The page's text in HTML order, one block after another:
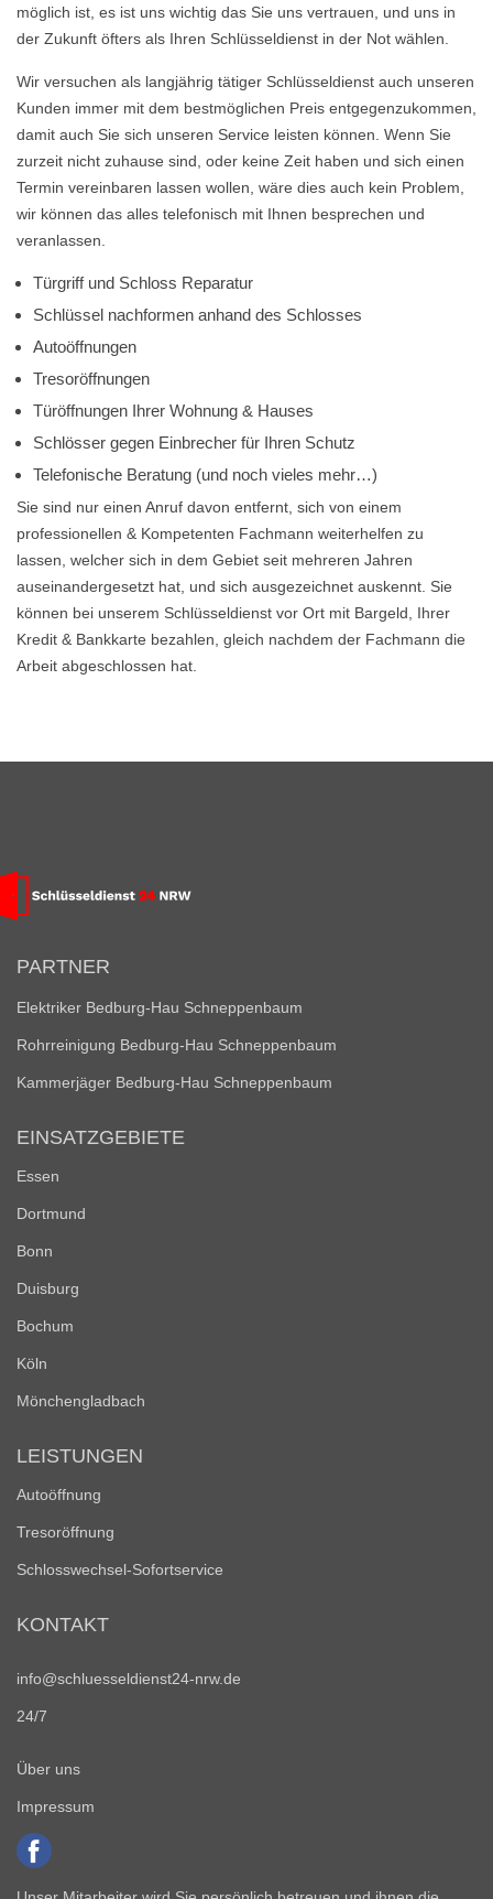
möglich ist, es ist uns wichtig das Sie uns vertrauen, und uns in
der Zukunft öfters als Ihren Schlüsseldienst in der Not wählen.
Wir versuchen als langjährig tätiger Schlüsseldienst auch unseren
Kunden immer mit dem bestmöglichen Preis entgegenzukommen,
damit auch Sie sich unseren Service leisten können. Wenn Sie
zurzeit nicht zuhause sind, oder keine Zeit haben und sich einen
Termin vereinbaren lassen wollen, wäre dies auch kein Problem,
wir können das alles telefonisch mit Ihnen besprechen und
veranlassen.
Türgriff und Schloss Reparatur
Schlüssel nachformen anhand des Schlosses
Autoöffnungen
Tresoröffnungen
Türöffnungen Ihrer Wohnung & Hauses
Schlösser gegen Einbrecher für Ihren Schutz
Telefonische Beratung (und noch vieles mehr…)
Sie sind nur einen Anruf davon entfernt, sich von einem
professionellen & Kompetenten Fachmann weiterhelfen zu
lassen, welcher sich in dem Gebiet seit mehreren Jahren
auseinandergesetzt hat, und sich ausgezeichnet auskennt. Sie
können bei unserem Schlüsseldienst vor Ort mit Bargeld, Ihrer
Kredit & Bankkarte bezahlen, gleich nachdem der Fachmann die
Arbeit abgeschlossen hat.
PARTNER
Elektriker Bedburg-Hau Schneppenbaum
Rohrreinigung Bedburg-Hau Schneppenbaum
Kammerjäger Bedburg-Hau Schneppenbaum
EINSATZGEBIETE
Essen
Dortmund
Bonn
Duisburg
Bochum
Köln
Mönchengladbach
LEISTUNGEN
Autoöffnung
Tresoröffnung
Schlosswechsel-Sofortservice
KONTAKT
info@schluesseldienst24-nrw.de
24/7
Über uns
Impressum